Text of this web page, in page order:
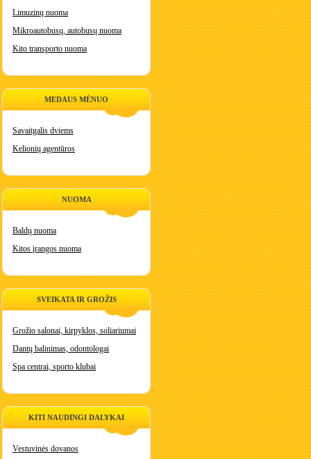
Limuzinų nuoma
Mikroautobusų, autobusų nuoma
Kito transporto nuoma
MEDAUS MĖNUO
Savaitgalis dviems
Kelionių agentūros
NUOMA
Baldų nuoma
Kitos įrangos nuoma
SVEIKATA IR GROŽIS
Grožio salonai, kirpyklos, soliariumai
Dantų balinimas, odontologai
Spa centrai, sporto klubai
KITI NAUDINGI DALYKAI
Vestuvinės dovanos